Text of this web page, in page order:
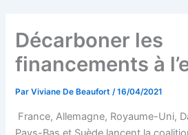
Décarboner les
financements à
ParViviane De Beaufort/16/04/2021
France, Allemagne, Royaume-Uni,